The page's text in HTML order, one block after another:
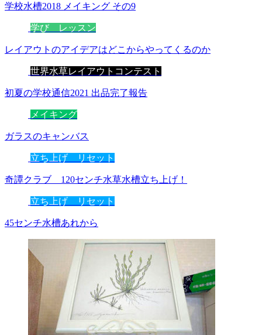
学校水槽2018 メイキング その9
学び レッスン
レイアウトのアイデアはどこからやってくるのか
世界水草レイアウトコンテスト
初夏の学校通信2021 出品完了報告
メイキング
ガラスのキャンバス
立ち上げ リセット
奇譚クラブ 120センチ水草水槽立ち上げ！
立ち上げ リセット
45センチ水槽あれから